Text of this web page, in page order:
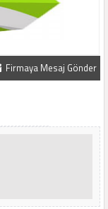
Firmaya Mesaj Gönder